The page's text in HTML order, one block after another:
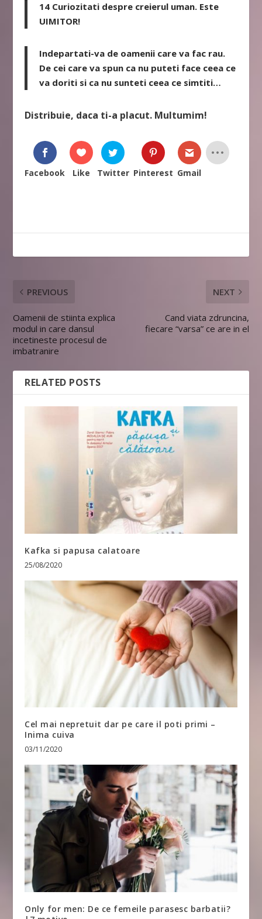
14 Curiozitati despre creierul uman. Este
UIMITOR!
Indepartati-va de oamenii care va fac rau.
De cei care va spun ca nu puteti face ceea ce
va doriti si ca nu sunteti ceea ce simtiti…
Distribuie, daca ti-a placut. Multumim!
Facebook Like Twitter Pinterest Gmail
PREVIOUS
Oamenii de stiinta explica
modul in care dansul
incetineste procesul de
imbatranire
NEXT
Cand viata zdruncina,
fiecare “varsa” ce are in el
RELATED POSTS
Kafka si papusa calatoare
25/08/2020
Cel mai nepretuit dar pe care il poti primi –
Inima cuiva
03/11/2020
Only for men: De ce femeile parasesc barbatii?